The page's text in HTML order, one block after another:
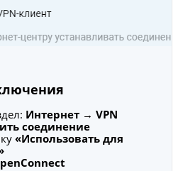
Интернет → VPN
соединение
«Использовать для